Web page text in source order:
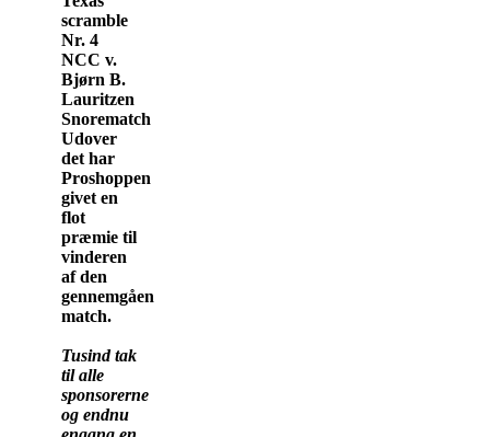
scramble
Nr. 4
NCC v.
Bjørn B.
Lauritzen
Snorematch
Udover
det har
Proshoppen
givet en
flot
præmie til
vinderen
af den
gennemgående
match.
Tusind tak
til alle
sponsorerne
og endnu